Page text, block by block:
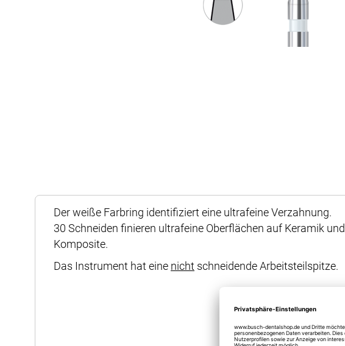
Anfang
Bildergalerie
springen
Der weiße Farbring identifiziert eine ultrafeine Verzahnung.
30 Schneiden finieren ultrafeine Oberflächen auf Keramik und
Komposite.
Das Instrument hat eine nicht schneidende Arbeitsteilspitze.